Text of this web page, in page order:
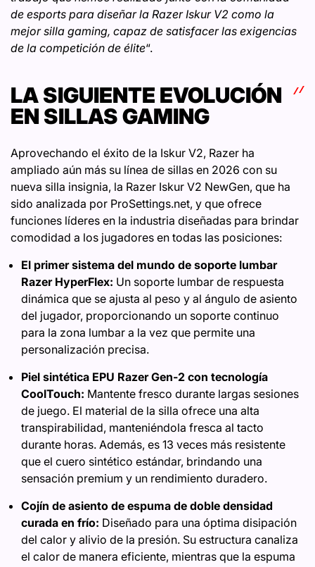
de esports para diseñar la Razer Iskur V2 como la
mejor silla gaming, capaz de satisfacer las exigencias
de la competición de élite“.
LA SIGUIENTE EVOLUCIÓN
EN SILLAS GAMING
Aprovechando el éxito de la Iskur V2, Razer ha
ampliado aún más su línea de sillas en 2026 con su
nueva silla insignia, la Razer Iskur V2 NewGen, que ha
sido analizada por ProSettings.net, y que ofrece
funciones líderes en la industria diseñadas para brindar
comodidad a los jugadores en todas las posiciones:
El primer sistema del mundo de soporte lumbar
Razer HyperFlex: Un soporte lumbar de respuesta
dinámica que se ajusta al peso y al ángulo de asiento
del jugador, proporcionando un soporte continuo
para la zona lumbar a la vez que permite una
personalización precisa.
Piel sintética EPU Razer Gen-2 con tecnología
CoolTouch: Mantente fresco durante largas sesiones
de juego. El material de la silla ofrece una alta
transpirabilidad, manteniéndola fresca al tacto
durante horas. Además, es 13 veces más resistente
que el cuero sintético estándar, brindando una
sensación premium y un rendimiento duradero.
Cojín de asiento de espuma de doble densidad
curada en frío: Diseñado para una óptima disipación
del calor y alivio de la presión. Su estructura canaliza
el calor de manera eficiente, mientras que la espuma